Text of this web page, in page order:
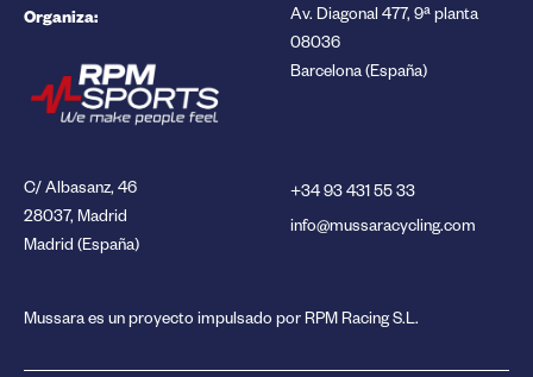
Organiza:
Av. Diagonal 477, 9ª planta
08036
Barcelona (España)
C/ Albasanz, 46
28037, Madrid
Madrid (España)
+34 93 431 55 33
info@mussaracycling.com
Mussara es un proyecto impulsado por RPM Racing S.L.